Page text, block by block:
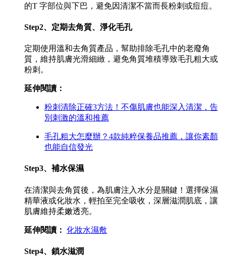
的T 字部位與下巴，避免因清潔不當而長粉刺或痘痘。
Step2、定期去角質、淨化毛孔
定期使用溫和去角質產品，幫助排除毛孔中的老廢角
質，維持肌膚光滑細緻，避免角質堆積導致毛孔粗大或
粉刺。
延伸閱讀：
粉刺清除正確3方法！不傷肌膚也能深入清潔，告
別刺激的溫和推薦
毛孔粗大怎麼辦？4款純粹保養品推薦，讓你素顏
也能自信發光
Step3、補水保濕
在清潔與去角質後，為肌膚注入水分是關鍵！選擇保濕
精華液或化妝水，輕拍至完全吸收，深層滋潤肌底，讓
肌膚維持柔嫩透亮。
延伸閱讀： 化妝水濕敷
Step4、鎖水滋潤